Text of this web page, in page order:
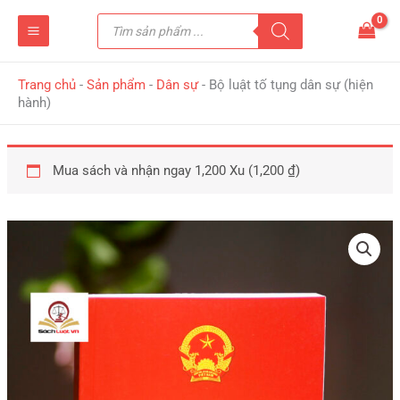
Tìm
kiếm
sản
Trang chủ - Sản phẩm - Dân sự- Bộ luật tố tụng dân sự (hiện
hành)
Mua sách và nhận ngay 1,200 Xu (1,200 ₫)
Bộ
luật
tố
tụng